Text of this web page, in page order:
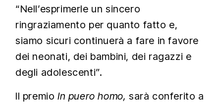
“Nell’esprimerle un sincero
ringraziamento per quanto fatto e,
siamo sicuri continuerà a fare in favore
dei neonati, dei bambini, dei ragazzi e
degli adolescenti”.
Il premio In puero homo, sarà conferito a